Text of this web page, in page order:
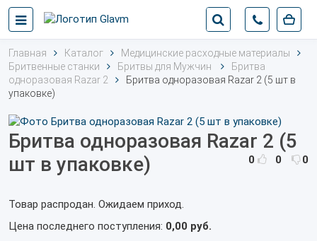
Главная Каталог
Медицинские расходные материалы
Бритвенные станки
Бритвы для Мужчин
Бритва
одноразовая Razar 2
Бритва одноразовая Razar 2 (5 шт в
упаковке)
Бритва одноразовая Razar 2 (5
шт в упаковке)
0 0 0
Товар распродан. Ожидаем приход.
Цена последнего поступления: 0,00 руб.